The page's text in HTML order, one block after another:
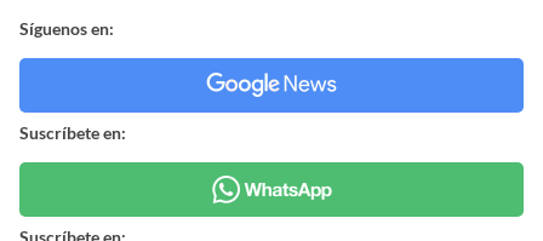
Síguenos en:
Suscríbete en:
Suscríbete en: